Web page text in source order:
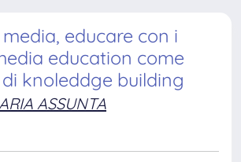
educare con i
education come
knoleddge building
ASSUNTA